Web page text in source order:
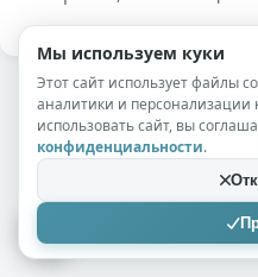
Мы используем куки
Этот сайт использует файлы
аналитики и персонализации
использовать сайт, вы
конфиденциальности.